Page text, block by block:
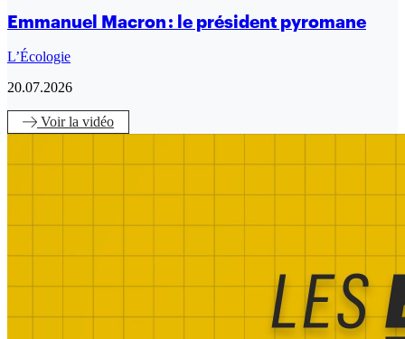
Emmanuel Macron : le président pyromane
L’Écologie
20.07.2026
Voirla vidéo